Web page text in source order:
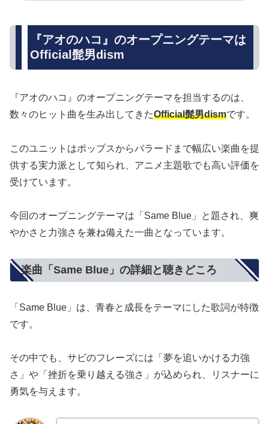
『アオのハコ』のオープニングテーマは
Official髭男dism
『アオのハコ』のオープニングテーマを担当するのは、
数々のヒット曲を生み出してきたOfficial髭男dismです。
このユニットはポップスからバラードまで幅広い楽曲を提
供する実力派として知られ、アニメ主題歌でも高い評価を
受けています。
今回のオープニングテーマは「Same Blue」と題され、爽
やかさと力強さを兼ね備えた一曲となっています。
楽曲「Same Blue」の詳細と聴きどころ
「Same Blue」は、青春と成長をテーマにした歌詞が特徴
です。
その中でも、サビのフレーズには「夢を追いかける力強
さ」や「挫折を乗り越える強さ」が込められ、リスナーに
勇気を与えます。